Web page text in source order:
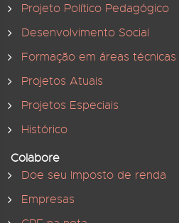
Projeto Político Pedagógico
Desenvolvimento Social
Formação em áreas técnicas
Projetos Atuais
Projetos Especiais
Histórico
Colabore
Doe seu Imposto de renda
Empresas